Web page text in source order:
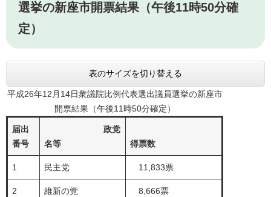
選挙の新座市開票結果（午後11時50分確
定）
表のサイズを切り替える
平成26年12月14日衆議院比例代表選出議員選挙の新座市
開票結果（午後11時50分確定）
届出
番号
政党
名等
得票数
1 民主党 11,833票
2 維新の党 8,666票